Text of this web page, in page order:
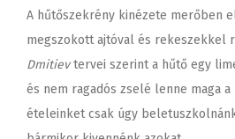
A hűtőszekrény kinézete merőben
megszokott ajtóval és rekeszekkel
Dmitievtervei szerint a hűtő egy
és nem ragadós zselé lenne maga
ételeinket csak úgy